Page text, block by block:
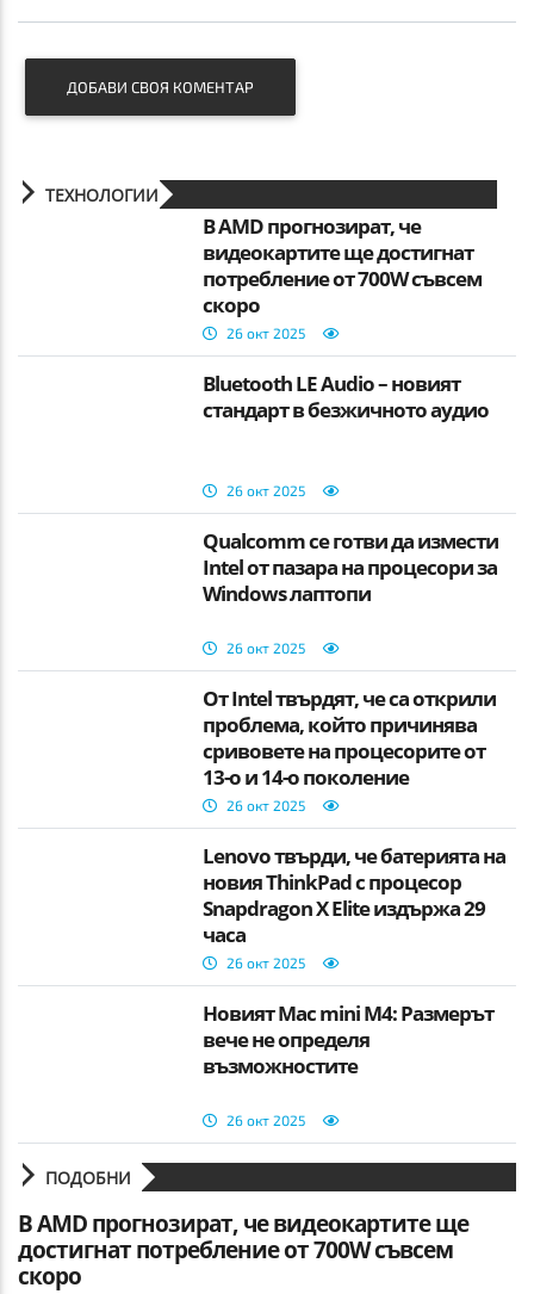
ДОБАВИ СВОЯ КОМЕНТАР
ТЕХНОЛОГИИ
В AMD прогнозират, че
видеокартите ще достигнат
потребление от 700W съвсем
скоро
26 окт 2025
Bluetooth LE Audio – новият
стандарт в безжичното аудио
26 окт 2025
Qualcomm се готви да измести
Intel от пазара на процесори за
Windows лаптопи
26 окт 2025
От Intel твърдят, че са открили
проблема, който причинява
сривовете на процесорите от
13-о и 14-о поколение
26 окт 2025
Lenovo твърди, че батерията на
новия ThinkPad с процесор
Snapdragon X Elite издържа 29
часа
26 окт 2025
Новият Mac mini M4: Размерът
вече не определя
възможностите
26 окт 2025
ПОДОБНИ
В AMD прогнозират, че видеокартите ще
достигнат потребление от 700W съвсем
скоро